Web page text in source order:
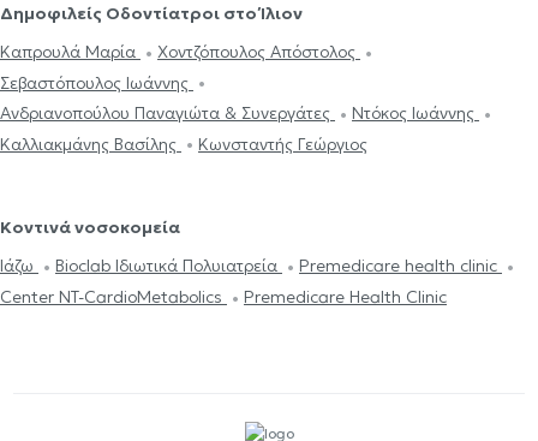
Δημοφιλείς Οδοντίατροι στο Ίλιον
Καπρουλά Μαρία
Χοντζόπουλος Απόστολος
Σεβαστόπουλος Ιωάννης
Ανδριανοπούλου Παναγιώτα & Συνεργάτες
Ντόκος Ιωάννης
Καλλιακμάνης Βασίλης
Κωνσταντής Γεώργιος
Κοντινά νοσοκομεία
Ιάζω
Bioclab Ιδιωτικά Πολυιατρεία
Premedicare health clinic
Center NT-CardioMetabolics
Premedicare Health Clinic